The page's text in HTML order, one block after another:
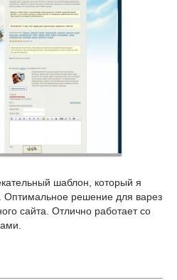
шаблон, который я
Оптимальное решение для варез
сайта. Отлично работает со